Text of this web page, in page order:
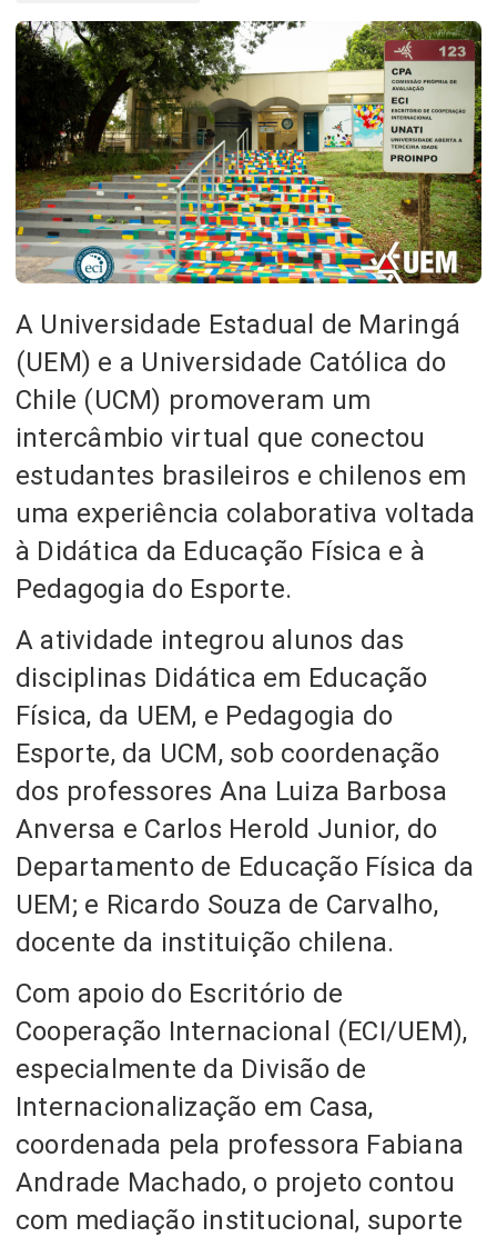
A Universidade Estadual de Maringá
(UEM) e a Universidade Católica do
Chile (UCM) promoveram um
intercâmbio virtual que conectou
estudantes brasileiros e chilenos em
uma experiência colaborativa voltada
à Didática da Educação Física e à
Pedagogia do Esporte.
A atividade integrou alunos das
disciplinas Didática em Educação
Física, da UEM, e Pedagogia do
Esporte, da UCM, sob coordenação
dos professores Ana Luiza Barbosa
Anversa e Carlos Herold Junior, do
Departamento de Educação Física da
UEM; e Ricardo Souza de Carvalho,
docente da instituição chilena.
Com apoio do Escritório de
Cooperação Internacional (ECI/UEM),
especialmente da Divisão de
Internacionalização em Casa,
coordenada pela professora Fabiana
Andrade Machado, o projeto contou
com mediação institucional, suporte